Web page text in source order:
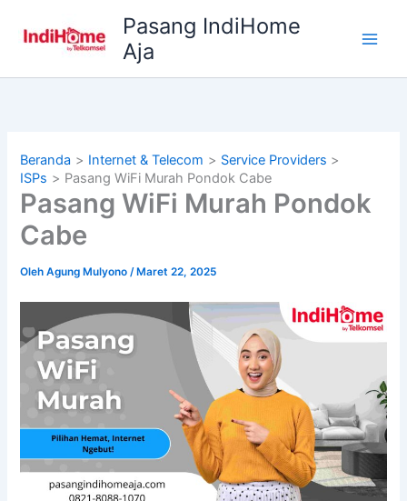
Pasang IndiHome
Aja
Beranda Internet & Telecom
Service Providers
ISPs
Pasang WiFi Murah Pondok Cabe
Pasang WiFi Murah Pondok
Cabe
OlehAgung Mulyono/ Maret 22, 2025